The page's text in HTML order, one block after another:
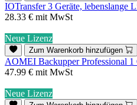
IOTransfer 3 Geräte, lebenslange
28.33 € mit MwSt
Neue Lizenz
Zum Warenkorb hinzufügen
AOMEI Backupper Professional 1
47.99 € mit MwSt
Neue Lizenz